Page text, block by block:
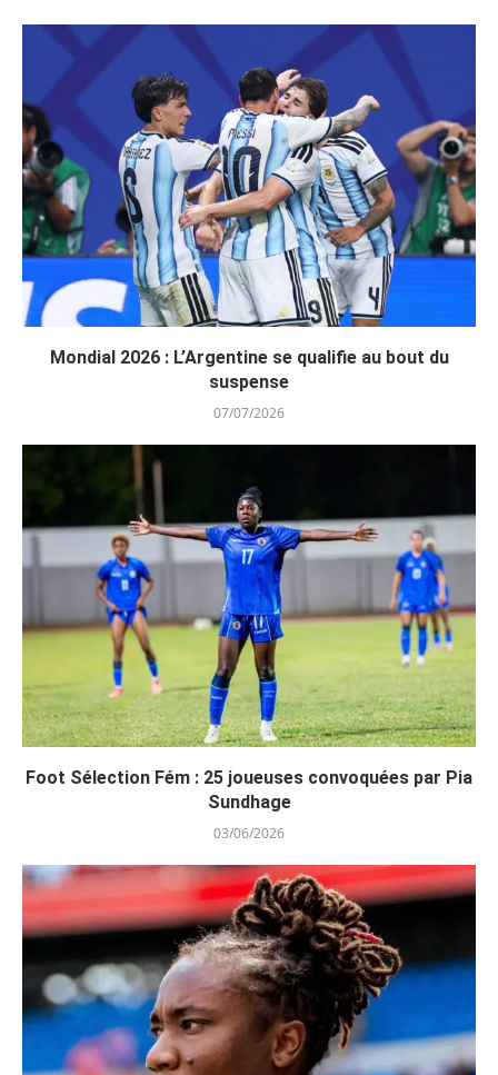
Mondial 2026 : L’Argentine se qualifie au bout du
suspense
07/07/2026
Foot Sélection Fém : 25 joueuses convoquées par Pia
Sundhage
03/06/2026